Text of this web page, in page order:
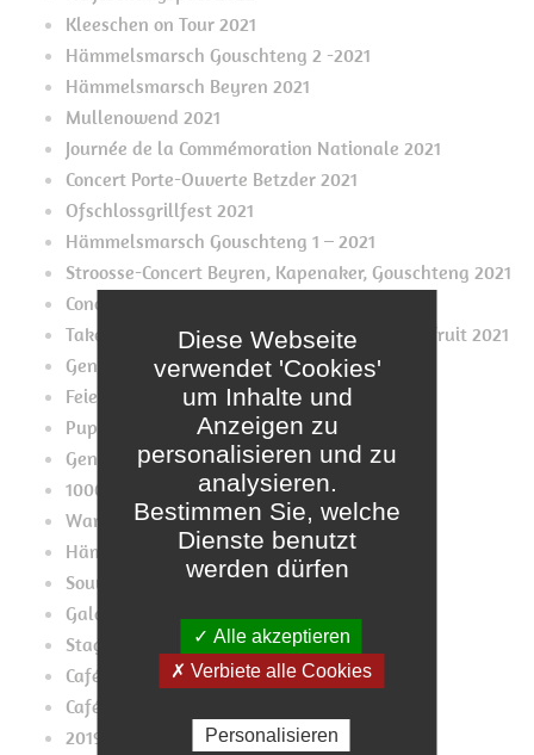
Kleeschen on Tour 2021
Hämmelsmarsch Gouschteng 2 -2021
Hämmelsmarsch Beyren 2021
Mullenowend 2021
Journée de la Commémoration Nationale 2021
Concert Porte-Ouverte Betzder 2021
Ofschlossgrillfest 2021
Hämmelsmarsch Gouschteng 1 – 2021
Stroosse-Concert Beyren, Kapenaker, Gouschteng 2021
Concert Izeger Heebléiser 2021
Take-Away mat Pulled Porc, Chicken an Jackfruit 2021
Generalversammlung 2021
Feierlech Momenter
Pupes Mupes 2020
Generalversammlung 2020??
1000. Café bei den Tutebattien
Wanterconcert 2019
Hämmelsmärsch
Souvenirs Souvenirs Konveniat 2019
Galaconcert 2019
Stage2019
Café Pupes Mupes 2019
Café 2019
2019
Diese Webseite
verwendet 'Cookies'
um Inhalte und
Anzeigen zu
personalisieren und zu
analysieren.
Bestimmen Sie, welche
Dienste benutzt
werden dürfen
✓ Alle akzeptieren
✗ Verbiete alle Cookies
Personalisieren